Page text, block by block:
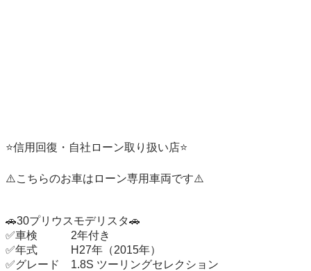
⭐信用回復・自社ローン取り扱い店⭐
⚠️こちらのお車はローン専用車両です⚠️
🚗30プリウスモデリスタ🚗
✅車検　　　2年付き
✅年式　　　H27年（2015年）
✅グレード　1.8S ツーリングセレクション